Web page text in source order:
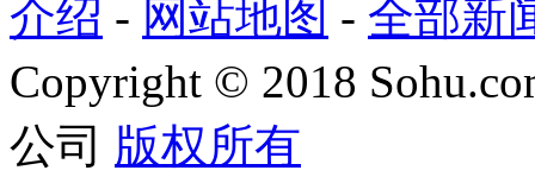
介绍 - 网站地图 - 全部新
Copyright © 2018
公司 版权所有